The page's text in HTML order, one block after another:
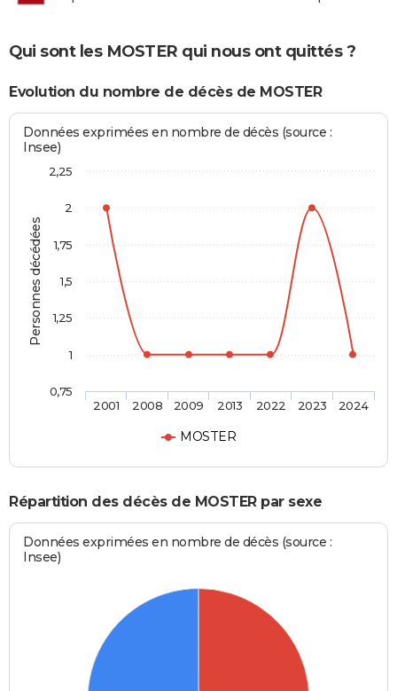
Qui sont les MOSTER qui nous ont quittés ?
Evolution du nombre de décès de MOSTER
Personnes décédées
Données exprimées en nombre de décès (source :
Insee)
MOSTER
2001 2008 2009 2013 2022 2023 2024
0,75
1
1,25
1,5
1,75
2
2,25
Répartition des décès de MOSTER par sexe
Données exprimées en nombre de décès (source :
Insee)